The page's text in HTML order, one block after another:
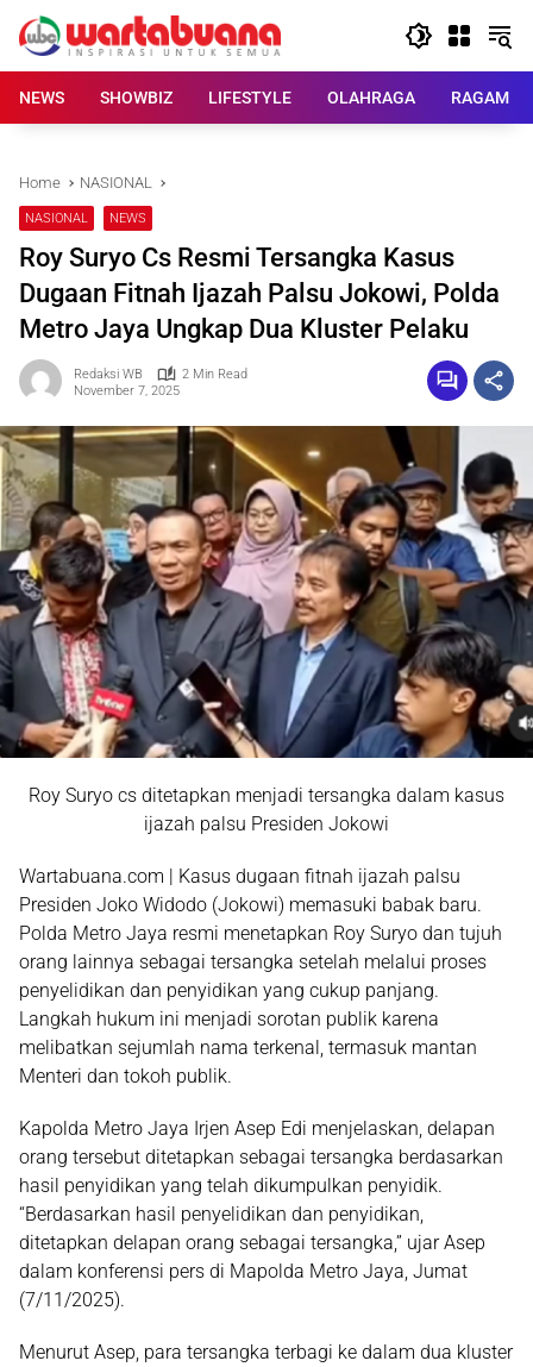
content
NEWS
SHOWBIZ LIFESTYLE OLAHRAGA RAGAM
Home NASIONAL
NASIONAL NEWS
Roy Suryo Cs Resmi Tersangka Kasus
Dugaan Fitnah Ijazah Palsu Jokowi, Polda
Metro Jaya Ungkap Dua Kluster Pelaku
Redaksi WB
2 Min Read
November 7, 2025
Roy Suryo cs ditetapkan menjadi tersangka dalam kasus
ijazah palsu Presiden Jokowi
Wartabuana.com | Kasus dugaan fitnah ijazah palsu
Presiden Joko Widodo (Jokowi) memasuki babak baru.
Polda Metro Jaya resmi menetapkan Roy Suryo dan tujuh
orang lainnya sebagai tersangka setelah melalui proses
penyelidikan dan penyidikan yang cukup panjang.
Langkah hukum ini menjadi sorotan publik karena
melibatkan sejumlah nama terkenal, termasuk mantan
Menteri dan tokoh publik.
Kapolda Metro Jaya Irjen Asep Edi menjelaskan, delapan
orang tersebut ditetapkan sebagai tersangka berdasarkan
hasil penyidikan yang telah dikumpulkan penyidik.
“Berdasarkan hasil penyelidikan dan penyidikan,
ditetapkan delapan orang sebagai tersangka,” ujar Asep
dalam konferensi pers di Mapolda Metro Jaya, Jumat
(7/11/2025).
Menurut Asep, para tersangka terbagi ke dalam dua kluster